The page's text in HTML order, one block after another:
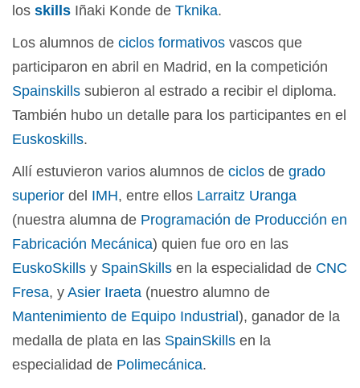
los skills Iñaki Konde de Tknika.
Los alumnos de ciclos formativos vascos que
participaron en abril en Madrid, en la competición
Spainskills subieron al estrado a recibir el diploma.
También hubo un detalle para los participantes en el
Euskoskills.
Allí estuvieron varios alumnos de ciclos de grado
superior del IMH, entre ellos Larraitz Uranga
(nuestra alumna de Programación de Producción en
Fabricación Mecánica) quien fue oro en las
EuskoSkills y SpainSkills en la especialidad de CNC
Fresa, y Asier Iraeta (nuestro alumno de
Mantenimiento de Equipo Industrial ), ganador de la
medalla de plata en las SpainSkills en la
especialidad de Polimecánica.